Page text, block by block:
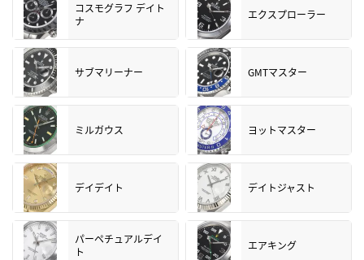
コスモグラフ デイト
ナ
エクスプローラー
サブマリーナー GMTマスター
ミルガウス ヨットマスター
デイデイト デイトジャスト
パーペチュアルデイ
ト
エアキング